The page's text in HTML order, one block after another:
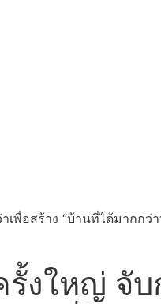
พื่อสร้าง “บ้านที่ได้มากกว่า
รั้งใหญ่ จั